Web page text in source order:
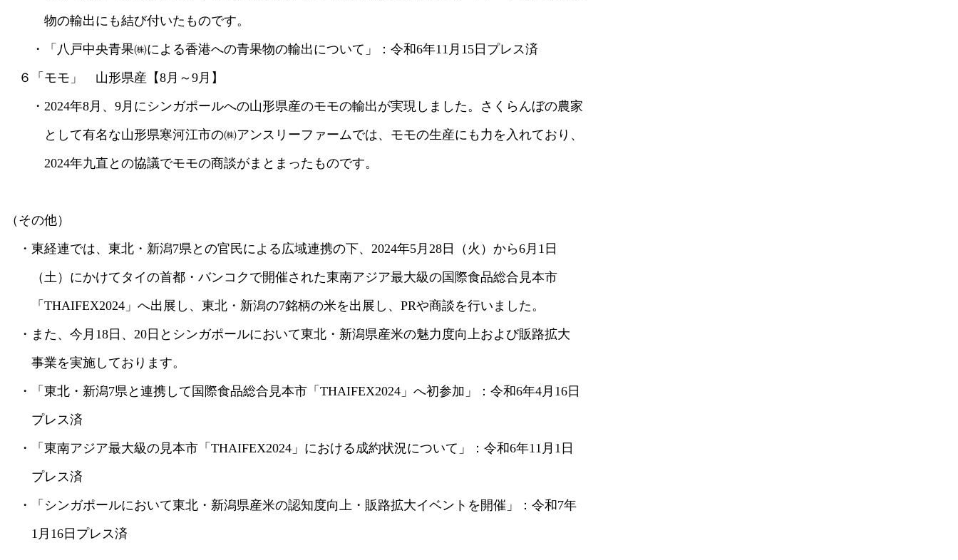
物の輸出にも結び付いたものです。
・「八戸中央青果㈱による香港への青果物の輸出について」：令和6年11月15日プレス済
６「モモ」 山形県産【8月～9月】
・2024年8月、9月にシンガポールへの山形県産のモモの輸出が実現しました。さくらんぼの農家
として有名な山形県寒河江市の㈱アンスリーファームでは、モモの生産にも力を入れており、
2024年九直との協議でモモの商談がまとまったものです。
（その他）
・東経連では、東北・新潟7県との官民による広域連携の下、2024年5月28日（火）から6月1日
（土）にかけてタイの首都・バンコクで開催された東南アジア最大級の国際食品総合見本市
「THAIFEX2024」へ出展し、東北・新潟の7銘柄の米を出展し、PRや商談を行いました。
・また、今月18日、20日とシンガポールにおいて東北・新潟県産米の魅力度向上および販路拡大
事業を実施しております。
・「東北・新潟7県と連携して国際食品総合見本市「THAIFEX2024」へ初参加」：令和6年4月16日
プレス済
・「東南アジア最大級の見本市「THAIFEX2024」における成約状況について」：令和6年11月1日
プレス済
・「シンガポールにおいて東北・新潟県産米の認知度向上・販路拡大イベントを開催」：令和7年
1月16日プレス済